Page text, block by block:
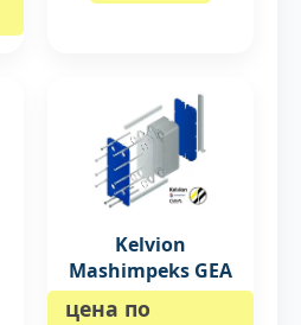
Kelvion
Mashimpeks GEA
цена по